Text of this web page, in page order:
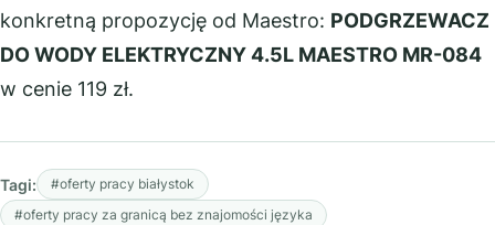
konkretną propozycję od Maestro: PODGRZEWACZ
DO WODY ELEKTRYCZNY 4.5L MAESTRO MR-084
w cenie 119 zł.
Tagi:
#oferty pracy białystok
#oferty pracy za granicą bez znajomości języka